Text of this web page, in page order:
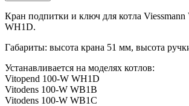
Кран подпитки и ключ для котла Viessmann
WH1D.
Габариты: высота крана 51 мм, высота
Устанавливается на моделях котлов:
Vitopend 100-W WH1D
Vitodens 100-W WB1B
Vitodens 100-W WB1С